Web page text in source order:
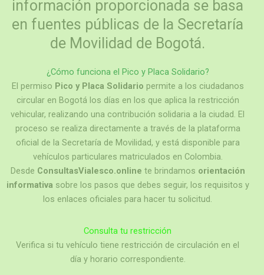
información proporcionada se basa
en fuentes públicas de la Secretaría
de Movilidad de Bogotá.
¿Cómo funciona el Pico y Placa Solidario?
El permiso Pico y Placa Solidario permite a los ciudadanos
circular en Bogotá los días en los que aplica la restricción
vehicular, realizando una contribución solidaria a la ciudad. El
proceso se realiza directamente a través de la plataforma
oficial de la Secretaría de Movilidad, y está disponible para
vehículos particulares matriculados en Colombia.
Desde ConsultasVialesco.online te brindamos orientación
informativa sobre los pasos que debes seguir, los requisitos y
los enlaces oficiales para hacer tu solicitud.
Consulta tu restricción
Verifica si tu vehículo tiene restricción de circulación en el
día y horario correspondiente.